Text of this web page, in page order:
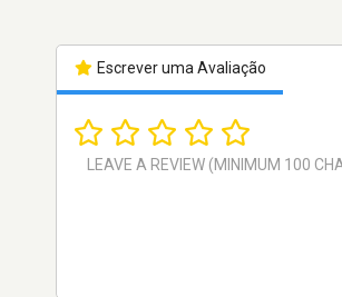
Escrever uma Avaliação